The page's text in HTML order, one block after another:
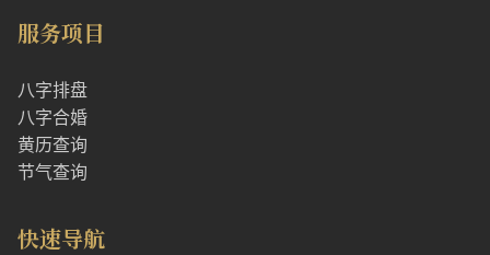
服务项目
八字排盘
八字合婚
黄历查询
节气查询
快速导航